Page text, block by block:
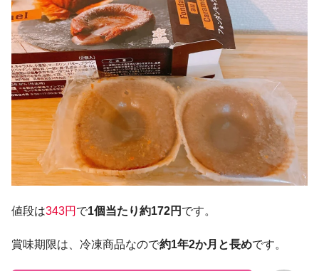
値段は343円 で1個当たり約172円 です。
賞味期限は、冷凍商品なので約1年2か月と長めです。